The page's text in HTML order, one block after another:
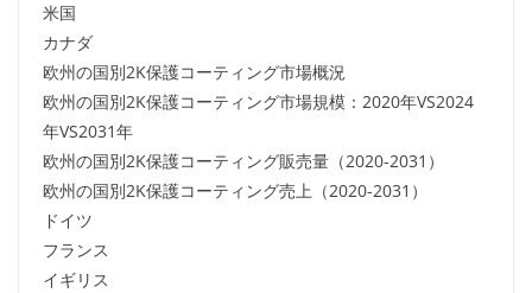
米国
カナダ
欧州の国別2K保護コーティング市場概況
欧州の国別2K保護コーティング市場規模：2020年VS2024
年VS2031年
欧州の国別2K保護コーティング販売量（2020-2031）
欧州の国別2K保護コーティング売上（2020-2031）
ドイツ
フランス
イギリス